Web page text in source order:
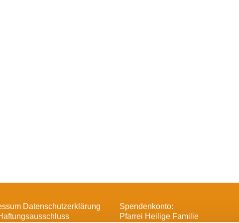
Datenschutzerklärung
Spendenkonto:
Pfarrei Heilige Familie